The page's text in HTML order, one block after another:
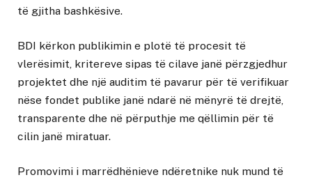
të gjitha bashkësive.
BDI kërkon publikimin e plotë të procesit të
vlerësimit, kritereve sipas të cilave janë përzgjedhur
projektet dhe një auditim të pavarur për të verifikuar
nëse fondet publike janë ndarë në mënyrë të drejtë,
transparente dhe në përputhje me qëllimin për të
cilin janë miratuar.
Promovimi i marrëdhënieve ndëretnike nuk mund të